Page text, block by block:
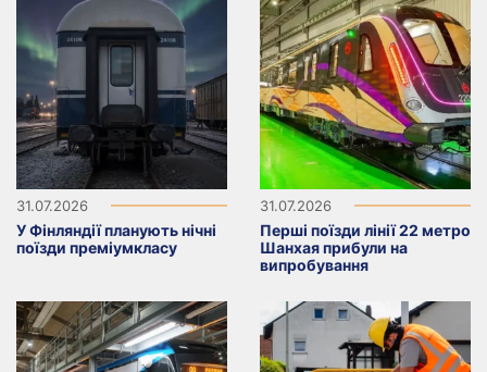
31.07.2026
У Фінляндії планують нічні
поїзди преміумкласу
31.07.2026
Перші поїзди лінії 22 метро
Шанхая прибули на
випробування